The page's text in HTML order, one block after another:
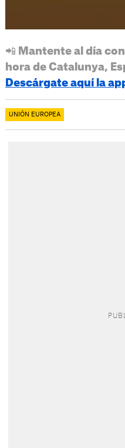
📲 Mantente al día
hora de Catalunya,
Descárgate aquí la
UNIÓN EUROPEA